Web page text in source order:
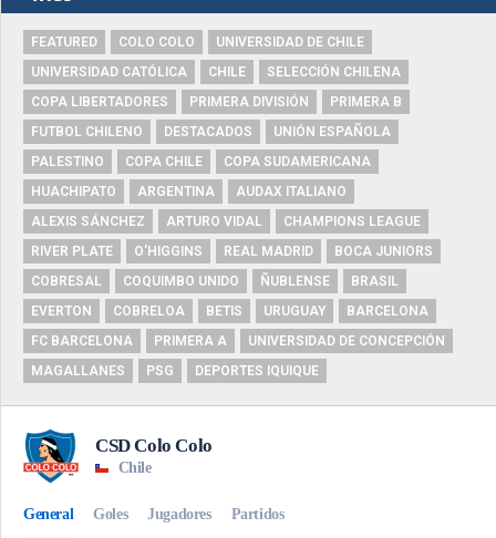
FEATURED COLO COLO
UNIVERSIDAD DE CHILE
UNIVERSIDAD CATÓLICA
CHILE
SELECCIÓN CHILENA
COPA LIBERTADORES
PRIMERA DIVISIÓN
PRIMERA B
FUTBOL CHILENO
DESTACADOS
UNIÓN ESPAÑOLA
PALESTINO
COPA CHILE
COPA SUDAMERICANA
HUACHIPATO
ARGENTINA
AUDAX ITALIANO
ALEXIS SÁNCHEZ
ARTURO VIDAL
CHAMPIONS LEAGUE
RIVER PLATE
O'HIGGINS REAL MADRID
BOCA JUNIORS
COBRESAL
COQUIMBO UNIDO ÑUBLENSE
BRASIL
EVERTON
COBRELOA BETIS URUGUAY
BARCELONA
FC BARCELONA
PRIMERA A
UNIVERSIDAD DE CONCEPCIÓN
MAGALLANES
PSG DEPORTES IQUIQUE